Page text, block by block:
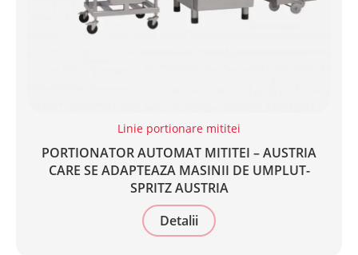
Linie portionare mititei
PORTIONATOR AUTOMAT MITITEI – AUSTRIA
CARE SE ADAPTEAZA MASINII DE UMPLUT-
SPRITZ AUSTRIA
Detalii